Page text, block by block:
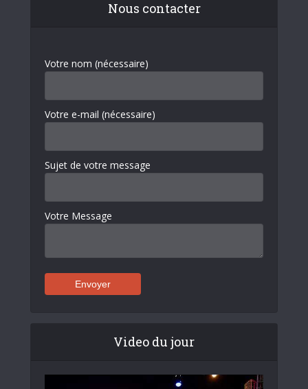
Nous contacter
Votre nom (nécessaire)
Votre e-mail (nécessaire)
Sujet de votre message
Votre Message
Video du jour